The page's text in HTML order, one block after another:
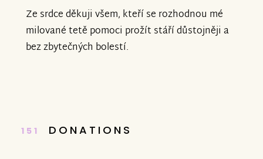
Ze srdce děkuji všem, kteří se rozhodnou mé
milované tetě pomoci prožít stáří důstojněji a
bez zbytečných bolestí.
151 DONATIONS